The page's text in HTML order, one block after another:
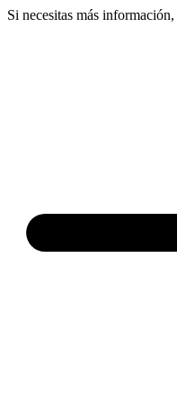
Si necesitas más información,